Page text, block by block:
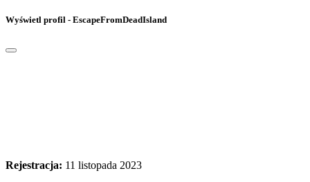
Wyświetl profil - EscapeFromDeadIsland
Rejestracja: 11 listopada 2023